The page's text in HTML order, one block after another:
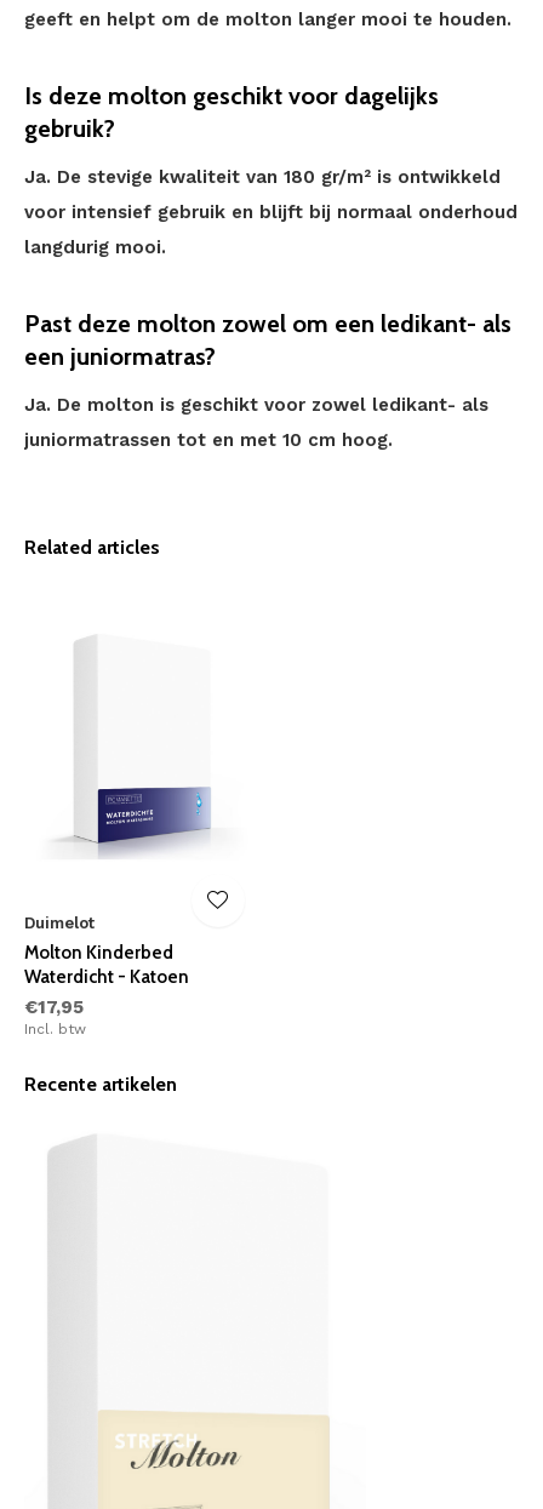
geeft en helpt om de molton langer mooi te houden.
Is deze molton geschikt voor dagelijks
gebruik?
Ja. De stevige kwaliteit van 180 gr/m² is ontwikkeld
voor intensief gebruik en blijft bij normaal onderhoud
langdurig mooi.
Past deze molton zowel om een ledikant- als
een juniormatras?
Ja. De molton is geschikt voor zowel ledikant- als
juniormatrassen tot en met 10 cm hoog.
Related articles
Duimelot
Molton Kinderbed
Waterdicht - Katoen
€17,95
Incl. btw
Recente artikelen